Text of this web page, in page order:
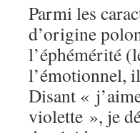
Parmi les
d’origine
l’éphémérité
l’émotionnel,
Disant «
violette », je